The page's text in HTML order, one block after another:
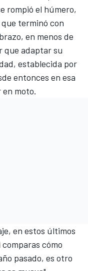
rompió el húmero,
terminó con
en menos de
que adaptar su
establecida por
entonces en esa
moto.
en estos últimos
cómo
pasado, es otro